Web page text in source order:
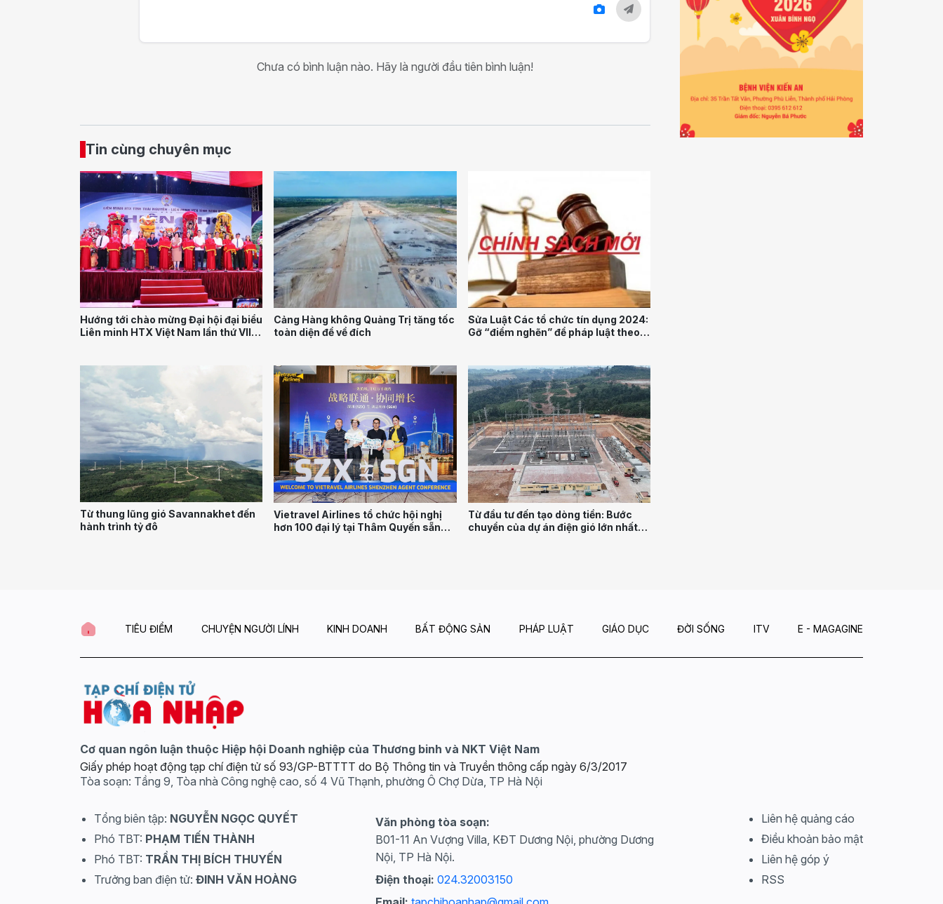
Chưa có bình luận nào. Hãy là người đầu tiên bình luận!
Tin cùng chuyên mục
Hướng tới chào mừng Đại hội đại biểu
Liên minh HTX Việt Nam lần thứ VII,
kết sản xuất và tiêu thụ nông sản bền
vững
Cảng Hàng không Quảng Trị tăng tốc
toàn diện để về đích
Sửa Luật Các tổ chức tín dụng 2024:
Gỡ “điểm nghẽn” để pháp luật theo
Từ thung lũng gió Savannakhet đến
hành trình tỷ đô
Vietravel Airlines tổ chức hội nghị
hơn 100 đại lý tại Thâm Quyến sẵn
Từ đầu tư đến tạo dòng tiền: Bước
chuyển của dự án điện gió lớn nhất
TIÊU ĐIỂM CHUYỆN NGƯỜI LÍNH KINH DOANH BẤT ĐỘNG SẢN PHÁP LUẬT GIÁO DỤC ĐỜI SỐNG ITV E - MAGAGINE
Cơ quan ngôn luận thuộc Hiệp hội Doanh nghiệp của Thương binh và NKT Việt Nam
Giấy phép hoạt động tạp chí điện tử số 93/GP-BTTTT do Bộ Thông tin và Truyền thông cấp ngày 6/3/2017
Tòa soạn: Tầng 9, Tòa nhà Công nghệ cao, số 4 Vũ Thạnh, phường Ô Chợ Dừa, TP Hà Nội
Tổng biên tập: NGUYỄN NGỌC QUYẾT
Phó TBT: PHẠM TIẾN THÀNH
Phó TBT: TRẦN THỊ BÍCH THUYẾN
Trưởng ban điện tử: ĐINH VĂN HOÀNG
Văn phòng tòa soạn:
B01-11 An Vượng Villa, KĐT Dương Nội, phường Dương
Nội, TP Hà Nội.
Điện thoại: 024.32003150
Liên hệ quảng cáo
Điều khoản bảo mật
Liên hệ góp ý
RSS